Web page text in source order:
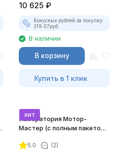
10 625 ₽
Бонусных рублей за покупку:
319.07руб.
В наличии
В корзину
Купить в 1 клик
хит
Лаборатория Мотор-
Мастер (с полным пакетом
5.0 (2)